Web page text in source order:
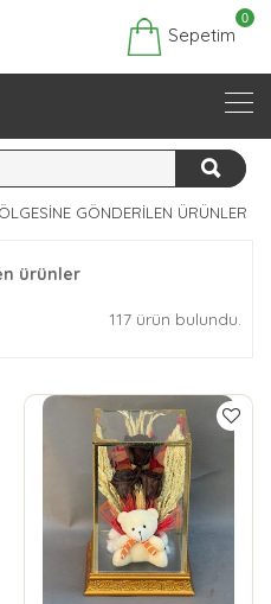
Sepetim
0
GÖNDERILEN ÜRÜNLER
ürünler
117 ürün bulundu.